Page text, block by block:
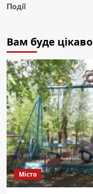
Події
Вам буде цікаво
Місто